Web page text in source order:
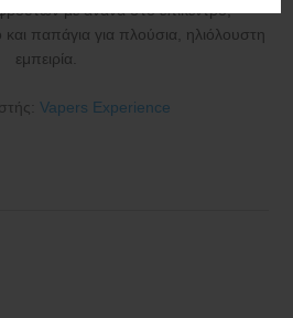
με ανανά στο επίκεντρο,
παπάγια για πλούσια, ηλιόλουστη
εμπειρία.
Vapers Experience